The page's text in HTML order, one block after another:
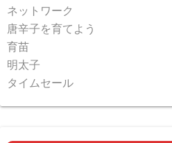
ネットワーク
唐辛子を育てよう
育苗
明太子
タイムセール